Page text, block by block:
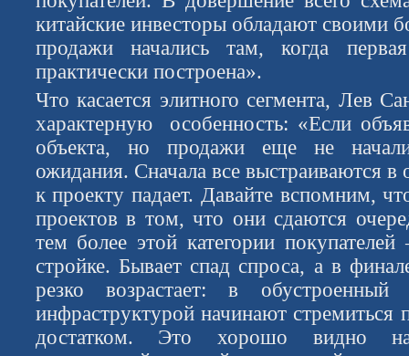
китайские инвесторы обладают своими
продажи начались там, когда
практически построена».
Что касается элитного сегмента, Лев
характерную особенность: «Если
объекта, но продажи еще не
ожидания. Сначала все выстраиваются в
к проекту падает. Давайте вспомним,
проектов в том, что они сдаются
тем более этой категории
стройке. Бывает спад спроса, а в
резко возрастает: в
инфраструктурой начинают стремиться
достатком. Это хорошо видно